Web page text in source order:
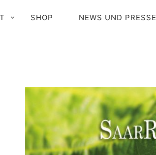
SHOP NEWS UND PRESSE